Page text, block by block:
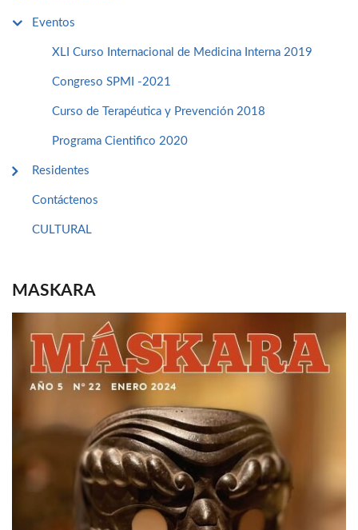
Eventos
XLI Curso Internacional de Medicina Interna 2019
Congreso SPMI -2021
Curso de Terapéutica y Prevención 2018
Programa Cientifico 2020
Residentes
Contáctenos
CULTURAL
MASKARA